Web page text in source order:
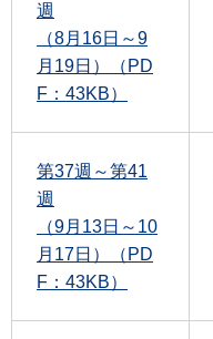
週
（8月16日～9
月19日）（PD
F：43KB）
第37週～第41
週
（9月13日～10
月17日）（PD
F：43KB）